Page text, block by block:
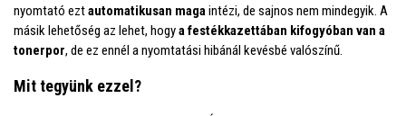
nyomtató eztautomatikusan magaintézi, de sajnos nem mindegyik. A
másik lehetőség az lehet, hogya festékkazettában kifogyóban van a
tonerpor, de ez ennél a nyomtatási hibánál kevésbé valószínű.
Mit tegyünk ezzel?